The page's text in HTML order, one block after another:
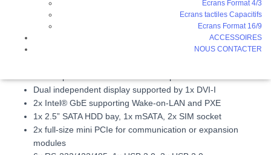
Ecrans Format 4/3
Ecrans tactiles Capacitifs
Ecrans Format 16/9
ACCESSOIRES
NOUS CONTACTER
Intel® Atom® processor E3845, 1.91GHz or Intel®
Dual independent display supported by 1x DVI-I
2x Intel® GbE supporting Wake-on-LAN and PXE
1x 2.5” SATA HDD bay, 1x mSATA, 2x SIM socket
2x full-size mini PCIe for communication or expansion
modules